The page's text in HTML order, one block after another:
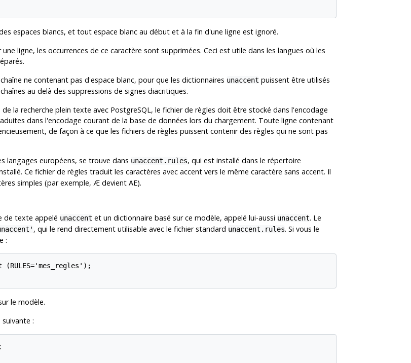
espaces blancs, et tout espace blanc au début et à la fin d'une ligne est ignoré.
ligne, les occurrences de ce caractère sont supprimées. Ceci est utile dans les langues où les
ne contenant pas d'espace blanc, pour que les dictionnaires unaccent puissent être utilisés
au delà des suppressions de signes diacritiques.
la recherche plein texte avec PostgreSQL, le fichier de règles doit être stocké dans l'encodage
dans l'encodage courant de la base de données lors du chargement. Toute ligne contenant
de façon à ce que les fichiers de règles puissent contenir des règles qui ne sont pas
langages européens, se trouve dans unaccent.rules, qui est installé dans le répertoire
Ce fichier de règles traduit les caractères avec accent vers le même caractère sans accent. Il
simples (par exemple, Æ devient AE).
de texte appelé unaccent et un dictionnaire basé sur ce modèle, appelé lui-aussi unaccent. Le
, qui le rend directement utilisable avec le fichier standard unaccent.rules. Si vous le
:
(RULES='mes_regles');
le modèle.
: